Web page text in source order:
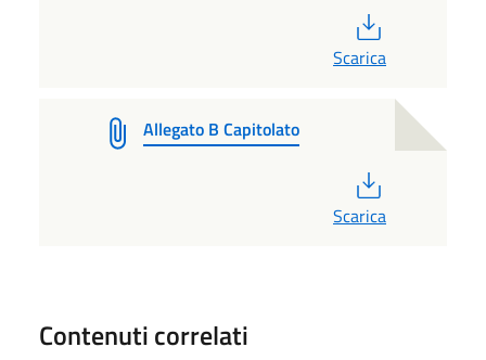
Scarica
Allegato B Capitolato
Scarica
Contenuti correlati